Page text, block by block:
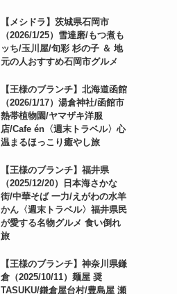
【メシドラ】茨城県石岡市
（2026/1/25）雪達磨/もつ煮も
ッち/玉川屋/旬彩 杉の子 ＆ 地
元の人おすすめ石岡市グルメ
【王様のブランチ】北海道函館
（2026/1/17）湯倉神社/函館市
熱帯植物園/ヤマザキ洋服
店/Cafe én〈週末トラベル〉心
温まるほっこり癒やし旅
【王様のブランチ】福井県
（2025/12/20）日本海さかな
街/中華そば 一力/えがわの水羊
かん〈週末トラベル〉福井県民
が愛する名物グルメ 食い倒れ
旅
【王様のブランチ】神奈川県鎌
倉（2025/10/11）麺屋 奨
TASUKU/鎌倉屋台村/豊島屋 瀬